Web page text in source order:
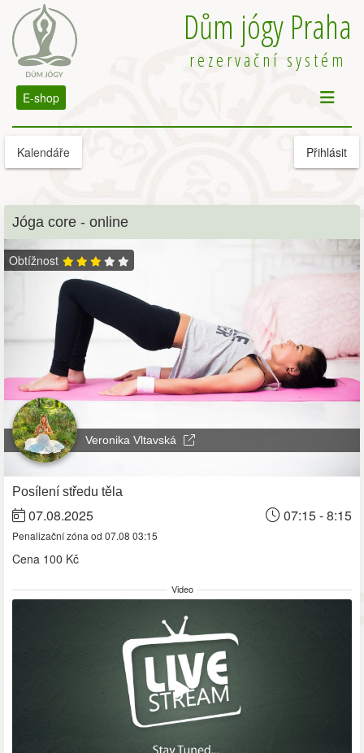
Dům jógy Praha
rezervační systém
E-shop
Kalendáře Přihlásit
Jóga core - online
Obtížnost
Veronika Vltavská
Posílení středu těla
07.08.2025 07:15 - 8:15
Penalizační zóna od 07.08 03:15
Cena 100 Kč
Video